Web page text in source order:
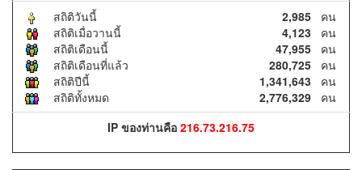
สถิติวันนี้
2,985 คน
สถิติเมื่อวานนี้
4,123 คน
สถิติเดือนนี้
47,955 คน
สถิติเดือนที่แล้ว
280,725 คน
สถิติปีนี้
1,341,643 คน
สถิติทั้งหมด
2,776,329 คน
IP ของท่านคือ 216.73.216.75